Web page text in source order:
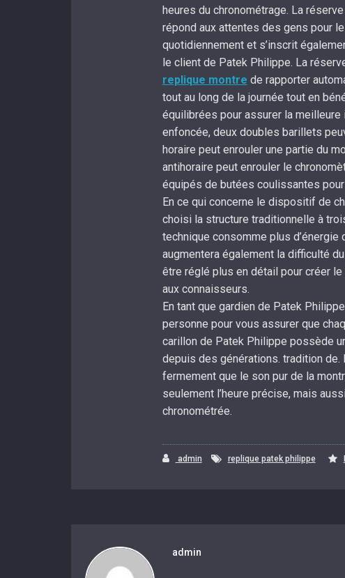
heures du chronométrage. La
répond aux attentes des gens pour
quotidiennement et s’inscrit
le client de Patek Philippe. La
replique montre de rapporter
tout au long de la journée tout en
équilibrées pour assurer la
enfoncée, deux doubles barillets
horaire peut enrouler une partie du
antihoraire peut enrouler le
équipés de butées coulissantes
En ce qui concerne le dispositif de
choisi la structure traditionnelle à
technique consomme plus
augmentera également la difficulté
être réglé plus en détail pour créer
aux connaisseurs.
En tant que gardien de Patek
personne pour vous assurer que
carillon de Patek Philippe possède
depuis des générations. tradition
fermement que le son pur de la
seulement l’heure précise, mais
chronométrée.
admin replique patek philippe
admin